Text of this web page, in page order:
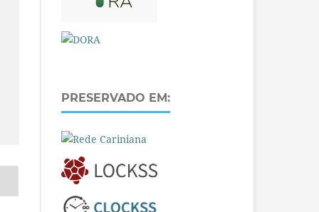
PRESERVADO EM: